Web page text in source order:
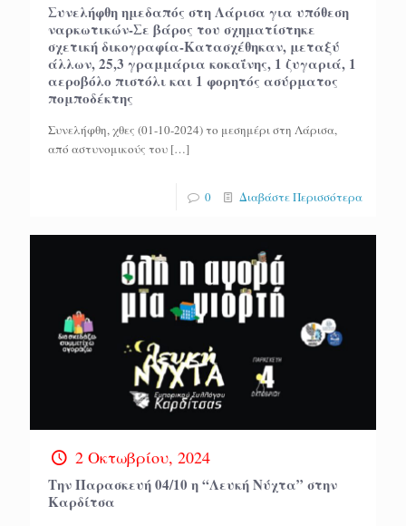
Συνελήφθη ημεδαπός στη Λάρισα για υπόθεση
ναρκωτικών-Σε βάρος του σχηματίστηκε
σχετική δικογραφία-Κατασχέθηκαν, μεταξύ
άλλων, 25,3 γραμμάρια κοκαΐνης, 1 ζυγαριά, 1
αεροβόλο πιστόλι και 1 φορητός ασύρματος
πομποδέκτης
Συνελήφθη, χθες (01-10-2024) το μεσημέρι στη Λάρισα,
από αστυνομικούς του […]
0 Διαβάστε Περισσότερα
2 Οκτωβρίου, 2024
Την Παρασκευή 04/10 η “Λευκή Νύχτα” στην
Καρδίτσα